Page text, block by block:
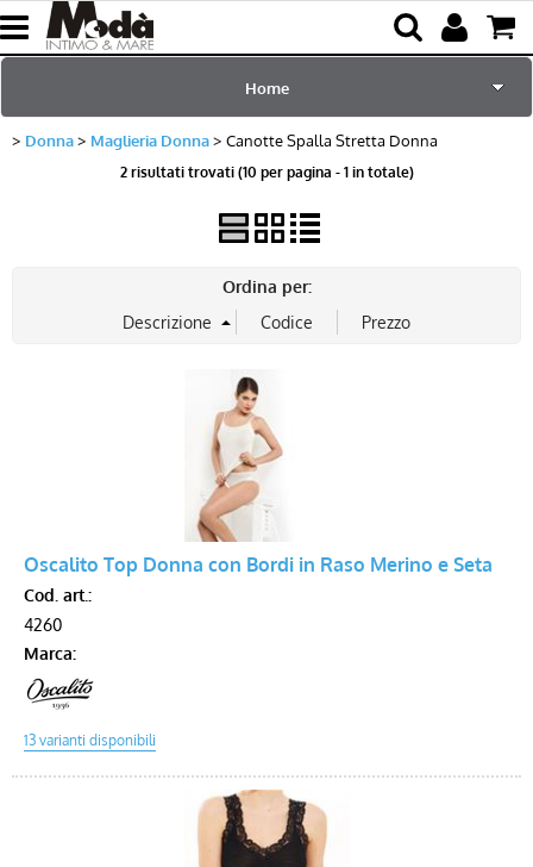
Home
per Lei
per Lui
Mare e Piscina
Bambini
Abbigliamento
Donna Maglieria Donna Canotte Spalla Stretta Donna
2 risultati trovati (10 per pagina - 1 in totale)
Ordina per:
Oscalito Top Donna con Bordi in Raso Merino e Seta
Cod. art.:
4260
Marca: